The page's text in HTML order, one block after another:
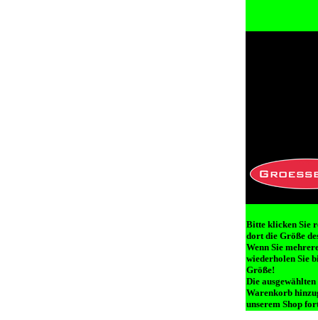
Bitte klicken Sie
dort die Größe
Wenn Sie
wiederholen Sie
Größe!
Die
Warenkorb
unserem Shop